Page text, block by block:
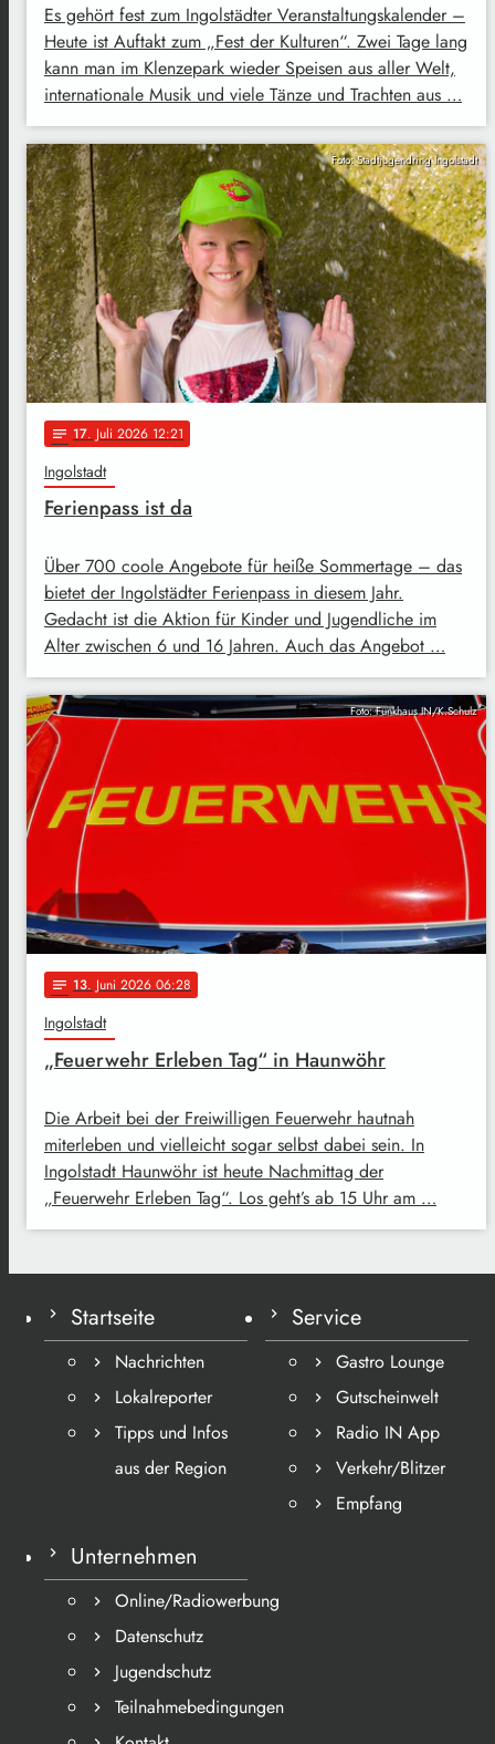
Es gehört fest zum Ingolstädter Veranstaltungskalender –
Heute ist Auftakt zum „Fest der Kulturen“. Zwei Tage lang
kann man im Klenzepark wieder Speisen aus aller Welt,
internationale Musik und viele Tänze und Trachten aus …
Foto: Stadtjugendring Ingolstadt
notes 17. Juli 2026 12:21
Ingolstadt
Ferienpass ist da
Über 700 coole Angebote für heiße Sommertage – das
bietet der Ingolstädter Ferienpass in diesem Jahr.
Gedacht ist die Aktion für Kinder und Jugendliche im
Alter zwischen 6 und 16 Jahren. Auch das Angebot …
Foto: Funkhaus IN/K.Schulz
notes 13. Juni 2026 06:28
Ingolstadt
„Feuerwehr Erleben Tag“ in Haunwöhr
Die Arbeit bei der Freiwilligen Feuerwehr hautnah
miterleben und vielleicht sogar selbst dabei sein. In
Ingolstadt Haunwöhr ist heute Nachmittag der
„Feuerwehr Erleben Tag“. Los geht’s ab 15 Uhr am …
Startseite
Nachrichten
Lokalreporter
Tipps und Infos
aus der Region
Service
Gastro Lounge
Gutscheinwelt
Radio IN App
Verkehr/Blitzer
Empfang
Unternehmen
Online/Radiowerbung
Datenschutz
Jugendschutz
Teilnahmebedingungen